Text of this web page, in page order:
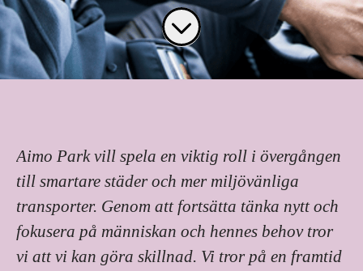
Aimo Park vill spela en viktig roll i övergången
till smartare städer och mer miljövänliga
transporter. Genom att fortsätta tänka nytt och
fokusera på människan och hennes behov tror
vi att vi kan göra skillnad. Vi tror på en framtid